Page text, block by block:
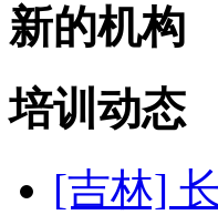
新的机构
培训动态
[吉林]